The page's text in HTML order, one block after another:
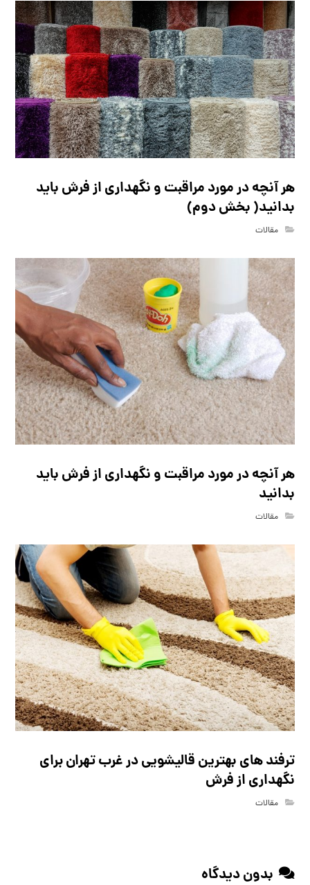
هر آنچه در مورد مراقبت و نگهداری از فرش باید
بدانید( بخش دوم)
مقالات
هر آنچه در مورد مراقبت و نگهداری از فرش باید
بدانید
مقالات
ترفند های بهترین قالیشویی در غرب تهران برای
نگهداری از فرش
مقالات
بدون دیدگاه